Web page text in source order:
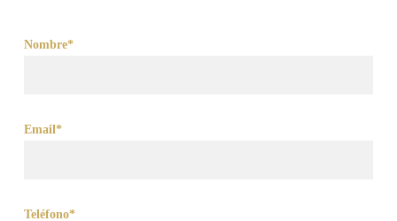
Nombre*
Email*
Teléfono*